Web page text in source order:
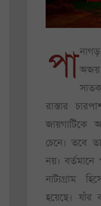
পাঅজয়
রাস্তার
জায়গাটিকে
চেনে। তবে
নয়। বর্তমানে
নাট্যগ্রাম
হয়েছে। যাঁর